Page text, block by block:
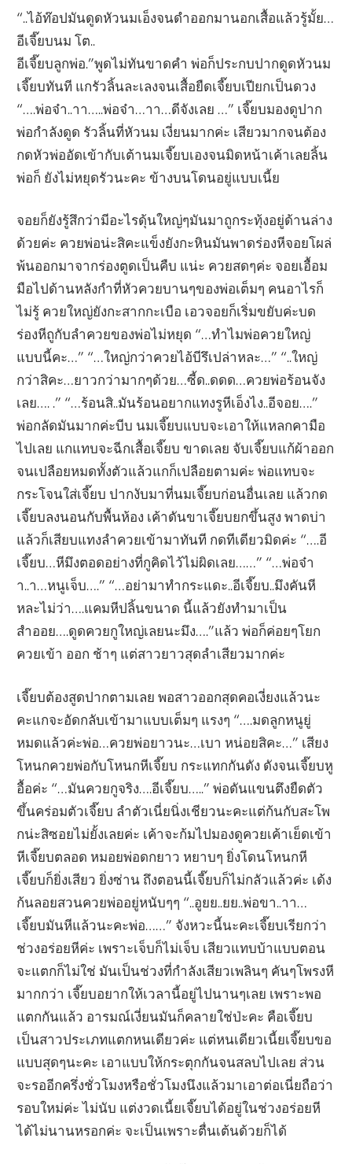
“..ไอ้ท๊อปมันดูดหัวนมเอ็งจนดำออกมานอกเสื้อแล้วรู้มั้ย…
อีเจี๊ยบนม โต..
อีเจี๊ยบลูกพ่อ.”พูดไม่ทันขาดคำ พ่อก็ประกบปากดูดหัวนม
เจี๊ยบทันที แกรัวลิ้นละเลงจนเสื้อยืดเจี๊ยบเปียกเป็นดวง
“….พ่อจ๋า..าา…..พ่อจ๋า…าา…ดีจังเลย …” เจี๊ยบมองดูปาก
พ่อกำลังดูด รัวลิ้นที่หัวนม เงี่ยนมากค่ะ เสียวมากจนต้อง
กดหัวพ่ออัดเข้ากับเต้านมเจี๊ยบเองจนมิดหน้าเค้าเลยลิ้น
พ่อก็ ยังไม่หยุดรัวนะคะ ข้างบนโดนอยู่แบบเนี้ย
จอยก็ยังรู้สึกว่ามีอะไรดุ้นใหญ่ๆมันมาถูกระทุ้งอยู่ด้านล่าง
ด้วยค่ะ ควยพ่อน่ะสิคะแข็งยังกะหินมันพาดร่องหีจอยโผล่
พ้นออกมาจากร่องตูดเป็นคืบ แน่ะ ควยสดๆค่ะ จอยเอื้อม
มือไปด้านหลังกำที่หัวควยบานๆของพ่อเต็มๆ คนอาไรก็
ไม่รู้ ควยใหญ่ยังกะสากกะเบือ เอวจอยก็เริ่มขยับค่ะบด
ร่องหีถูกับลำควยของพ่อไม่หยุด “…ทำไมพ่อควยใหญ่
แบบนี้คะ…” “…ใหญ่กว่าควยไอ้บีรึเปล่าหละ…” “..ใหญ่
กว่าสิคะ…ยาวกว่ามากๆด้วย…ซี้ด..ดดด…ควยพ่อร้อนจัง
เลย…. .” “…ร้อนสิ..มันร้อนอยากแทงรูหีเอ็งไง..อีจอย….”
พ่อกลัดมันมากค่ะบีบ นมเจี๊ยบแบบจะเอาให้แหลกคามือ
ไปเลย แกแทบจะฉีกเสื้อเจี๊ยบ ขาดเลย จับเจี๊ยบแก้ผ้าออก
จนเปลือยหมดทั้งตัวแล้วแกก็เปลือยตามค่ะ พ่อแทบจะ
กระโจนใส่เจี๊ยบ ปากงับมาที่นมเจี๊ยบก่อนอื่นเลย แล้วกด
เจี๊ยบลงนอนกับพื้นห้อง เค้าดันขาเจี๊ยบยกขึ้นสูง พาดบ่า
แล้วก็เสียบแทงลำควยเข้ามาทันที กดทีเดียวมิดค่ะ “….อี
เจี๊ยบ…หีมึงตอดอย่างที่กูคิดไว้ไม่ผิดเลย……” “…พ่อจ๋า
า..า…หนูเจ็บ….” “…อย่ามาทำกระแดะ..อีเจี๊ยบ..มึงคันหี
หละไม่ว่า….แคมหีปลิ้นขนาด นี้แล้วยังทำมาเป็น
สำออย….ดูดควยกูใหญ่เลยนะมึง….”แล้ว พ่อก็ค่อยๆโยก
ควยเข้า ออก ช้าๆ แต่สาวยาวสุดลำเสียวมากค่ะ
เจี๊ยบต้องสูดปากตามเลย พอสาวออกสุดคอเงี่ยงแล้วนะ
คะแกจะอัดกลับเข้ามาแบบเต็มๆ แรงๆ “….มดลูกหนูยู่
หมดแล้วค่ะพ่อ…ควยพ่อยาวนะ…เบา หน่อยสิคะ…” เสียง
โหนกควยพ่อกับโหนกหีเจี๊ยบ กระแทกกันดัง ดังจนเจี๊ยบหู
อื้อค่ะ “…มันควยกูจริง….อีเจี๊ยบ…..” พ่อดันแขนตึงยืดตัว
ขึ้นคร่อมตัวเจี๊ยบ ลำตัวเนี่ยนิ่งเชียวนะคะแต่ก้นกับสะโพ
กน่ะสิซอยไม่ยั้งเลยค่ะ เค้าจะก้มไปมองดูควยเค้าเย็ดเข้า
หีเจี๊ยบตลอด หมอยพ่อดกยาว หยาบๆ ยิ่งโดนโหนกหี
เจี๊ยบก็ยิ่งเสียว ยิ่งซ่าน ถึงตอนนี้เจี๊ยบก็ไม่กลัวแล้วค่ะ เด้ง
ก้นลอยสวนควยพ่ออยู่หนับๆๆ “..อูยย..ยย..พ่อขา..าา…
เจี๊ยบมันหีแล้วนะคะพ่อ……” จังหวะนี้นะคะเจี๊ยบเรียกว่า
ช่วงอร่อยหีค่ะ เพราะเจ็บก็ไม่เจ็บ เสียวแทบบ้าแบบตอน
จะแตกก็ไม่ใช่ มันเป็นช่วงที่กำลังเสียวเพลินๆ คันๆโพรงหี
มากกว่า เจี๊ยบอยากให้เวลานี้อยู่ไปนานๆเลย เพราะพอ
แตกกันแล้ว อารมณ์เงี่ยนมันก็คลายใช่ป่ะคะ คือเจี๊ยบ
เป็นสาวประเภทแตกหนเดียวค่ะ แต่หนเดียวเนี้ยเจี๊ยบขอ
แบบสุดๆนะคะ เอาแบบให้กระตุกกันจนสลบไปเลย ส่วน
จะรออีกครึ่งชั่วโมงหรือชั่วโมงนึงแล้วมาเอาต่อเนี่ยถือว่า
รอบใหม่ค่ะ ไม่นับ แต่งวดเนี้ยเจี๊ยบได้อยู่ในช่วงอร่อยหี
ได้ไม่นานหรอกค่ะ จะเป็นเพราะตื่นเต้นด้วยก็ได้